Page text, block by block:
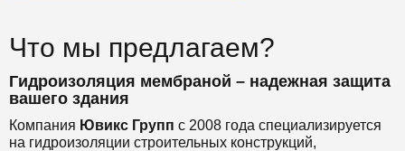
Что мы предлагаем?
Гидроизоляция мембраной – надежная защита
вашего здания
Компания Ювикс Групп с 2008 года специализируется
на гидроизоляции строительных конструкций,